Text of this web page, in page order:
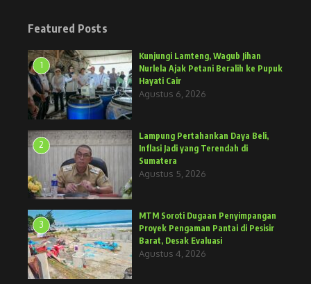
Featured Posts
1
Kunjungi Lamteng, Wagub Jihan
Nurlela Ajak Petani Beralih ke Pupuk
Hayati Cair
Agustus 6, 2026
2
Lampung Pertahankan Daya Beli,
Inflasi Jadi yang Terendah di
Sumatera
Agustus 5, 2026
3
MTM Soroti Dugaan Penyimpangan
Proyek Pengaman Pantai di Pesisir
Barat, Desak Evaluasi
Agustus 4, 2026